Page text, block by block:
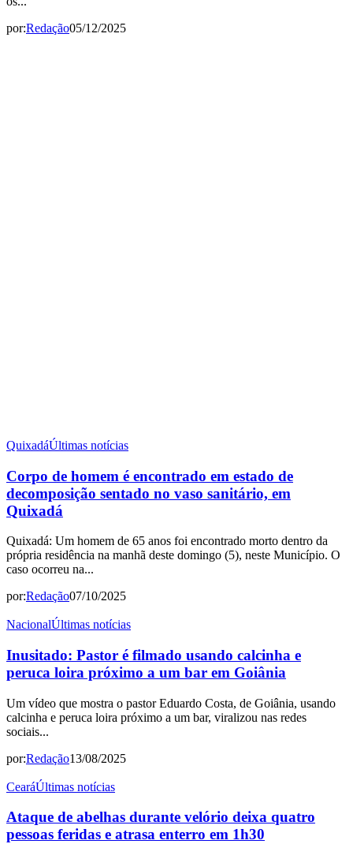
por:Redação05/12/2025
QuixadáÚltimas notícias
Corpo de homem é encontrado em estado de
decomposição sentado no vaso sanitário, em
Quixadá
Quixadá: Um homem de 65 anos foi encontrado morto dentro da
própria residência na manhã deste domingo (5), neste Município. O
caso ocorreu na...
por:Redação07/10/2025
NacionalÚltimas notícias
Inusitado: Pastor é filmado usando calcinha e
peruca loira próximo a um bar em Goiânia
Um vídeo que mostra o pastor Eduardo Costa, de Goiânia, usando
calcinha e peruca loira próximo a um bar, viralizou nas redes
sociais...
por:Redação13/08/2025
CearáÚltimas notícias
Ataque de abelhas durante velório deixa quatro
pessoas feridas e atrasa enterro em 1h30